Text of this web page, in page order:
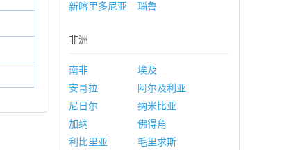
新喀里多尼亚
瑙鲁
非洲
南非
埃及
安哥拉
阿尔及利亚
尼日尔
纳米比亚
加纳
佛得角
利比里亚
毛里求斯